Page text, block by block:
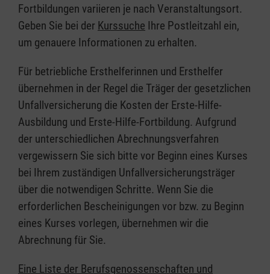
Fortbildungen variieren je nach Veranstaltungsort.
Geben Sie bei der Kurssuche Ihre Postleitzahl ein,
um genauere Informationen zu erhalten.
Für betriebliche Ersthelferinnen und Ersthelfer
übernehmen in der Regel die Träger der gesetzlichen
Unfallversicherung die Kosten der Erste-Hilfe-
Ausbildung und Erste-Hilfe-Fortbildung. Aufgrund
der unterschiedlichen Abrechnungsverfahren
vergewissern Sie sich bitte vor Beginn eines Kurses
bei Ihrem zuständigen Unfallversicherungsträger
über die notwendigen Schritte. Wenn Sie die
erforderlichen Bescheinigungen vor bzw. zu Beginn
eines Kurses vorlegen, übernehmen wir die
Abrechnung für Sie.
Eine Liste der Berufsgenossenschaften und